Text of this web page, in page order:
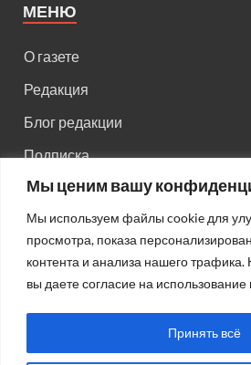
Мы ценим вашу
Мы используем файлы cookie для
просмотра, показа
контента и анализа нашего
вы даете согласие на
Принять всё
МЕНЮ
О газете
Редакция
Блог редакции
Подписка
Правила поведения на сайте
Реклама
Старый сайт
Старый HTML сайт